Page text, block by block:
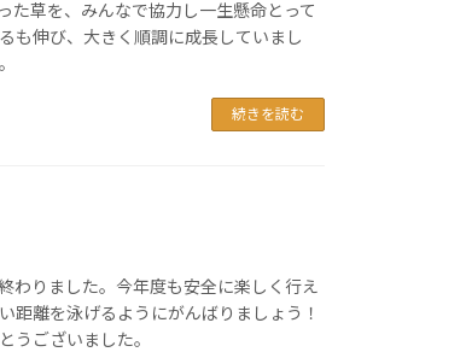
た草を、みんなで協力し一生懸命とって
も伸び、大きく順調に成長していまし
続きを読む
わりました。今年度も安全に楽しく行え
距離を泳げるようにがんばりましょう！
うございました。